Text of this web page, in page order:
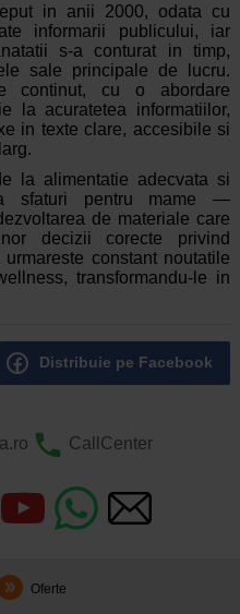
in anii 2000, odata cu
informarii publicului, iar
s-a conturat in timp,
sale principale de lucru.
continut, cu o abordare
la acuratetea informatiilor,
in texte clare, accesibile si
la alimentatie adecvata si
sfaturi pentru mame —
de materiale care
decizii corecte privind
constant noutatile
transformandu-le in
Distribuie pe Facebook
CallCenter
Oferte